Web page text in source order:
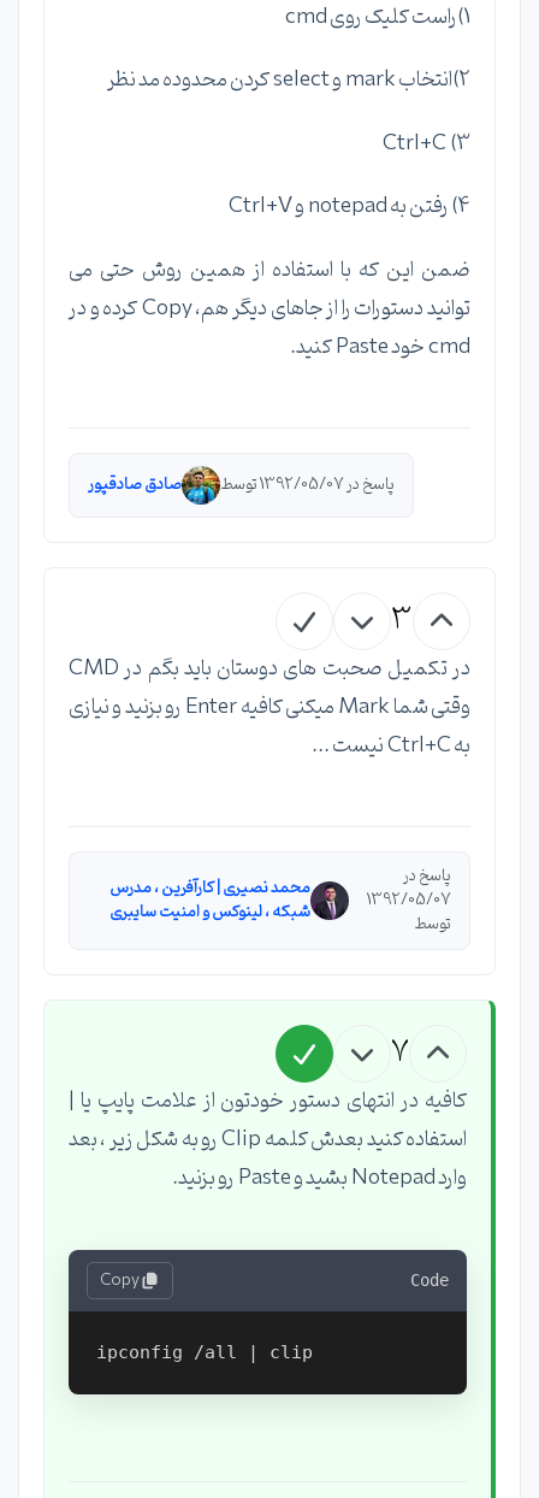
1)راست کلیک روی cmd
2)انتخاب mark و select کردن محدوده مد نظر
3) Ctrl+C
4) رفتن به notepad و Ctrl+V
ضمن این که با استفاده از همین روش حتی می
توانید دستورات را از جاهای دیگر هم، Copy کرده و در
cmd خود Paste کنید.
پاسخ در 1392/05/07 توسط صادق صادقپور
3
در تکمیل صحبت های دوستان باید بگم در CMD
وقتی شما Mark میکنی کافیه Enter رو بزنید و نیازی
به Ctrl+C نیست ...
پاسخ در
1392/05/07
توسط
محمد نصیری | کارآفرین ، مدرس
شبکه ، لینوکس و امنیت سایبری
7
کافیه در انتهای دستور خودتون از علامت پایپ یا |
استفاده کنید بعدش کلمه Clip رو به شکل زیر ، بعد
وارد Notepad بشید و Paste رو بزنید.
Code
Copy